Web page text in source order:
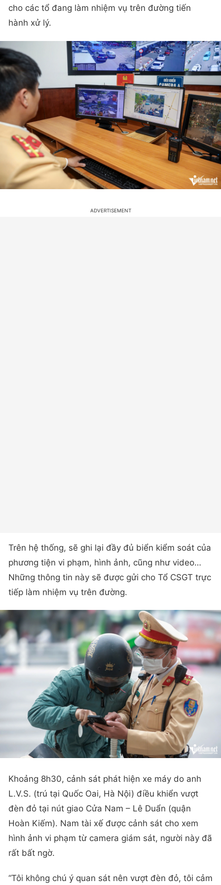
cho các tổ đang làm nhiệm vụ trên đường tiến
hành xử lý.
Trên hệ thống, sẽ ghi lại đầy đủ biển kiểm soát của
phương tiện vi phạm, hình ảnh, cũng như video…
Những thông tin này sẽ được gửi cho Tổ CSGT trực
tiếp làm nhiệm vụ trên đường.
Khoảng 8h30, cảnh sát phát hiện xe máy do anh
L.V.S. (trú tại Quốc Oai, Hà Nội) điều khiển vượt
đèn đỏ tại nút giao Cửa Nam – Lê Duẩn (quận
Hoàn Kiếm). Nam tài xế được cảnh sát cho xem
hình ảnh vi phạm từ camera giám sát, người này đã
rất bất ngờ.
“Tôi không chú ý quan sát nên vượt đèn đỏ, tôi cảm